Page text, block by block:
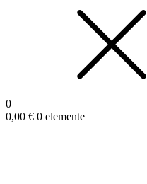
0
0,00 € 0 elemente